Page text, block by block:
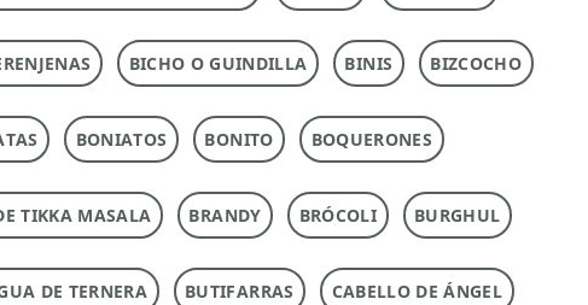
BICHO O GUINDILLA BINIS BIZCOCHO
BONIATOS BONITO BOQUERONES
TIKKA MASALA BRANDY BRÓCOLI BURGHUL
DE TERNERA BUTIFARRAS CABELLO DE ÁNGEL